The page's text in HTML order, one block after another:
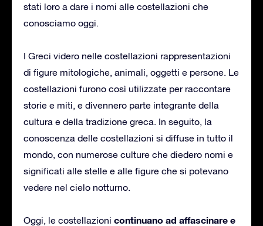
stati loro a dare i nomi alle costellazioni che
conosciamo oggi.
I Greci videro nelle costellazioni rappresentazioni
di figure mitologiche, animali, oggetti e persone. Le
costellazioni furono così utilizzate per raccontare
storie e miti, e divennero parte integrante della
cultura e della tradizione greca. In seguito, la
conoscenza delle costellazioni si diffuse in tutto il
mondo, con numerose culture che diedero nomi e
significati alle stelle e alle figure che si potevano
vedere nel cielo notturno.
Oggi, le costellazioni continuano ad affascinare e